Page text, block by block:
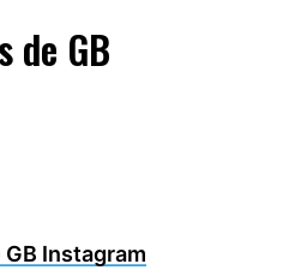
de GB
Instagram